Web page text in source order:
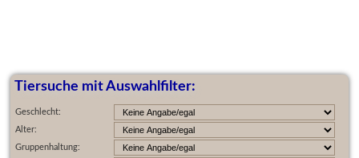
Tiersuche mit Auswahlfilter:
Geschlecht:
Alter:
Gruppenhaltung: